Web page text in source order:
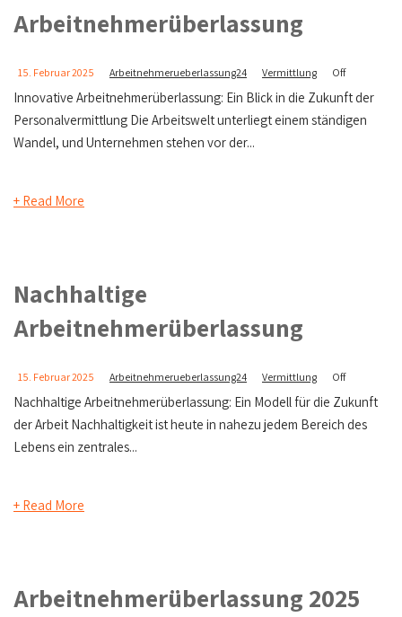
Arbeitnehmerüberlassung
15. Februar 2025 Arbeitnehmerueberlassung24 Vermittlung Off
Innovative Arbeitnehmerüberlassung: Ein Blick in die Zukunft der
Personalvermittlung Die Arbeitswelt unterliegt einem ständigen
Wandel, und Unternehmen stehen vor der...
+ Read More
Nachhaltige
Arbeitnehmerüberlassung
15. Februar 2025 Arbeitnehmerueberlassung24 Vermittlung Off
Nachhaltige Arbeitnehmerüberlassung: Ein Modell für die Zukunft
der Arbeit Nachhaltigkeit ist heute in nahezu jedem Bereich des
Lebens ein zentrales...
+ Read More
Arbeitnehmerüberlassung 2025